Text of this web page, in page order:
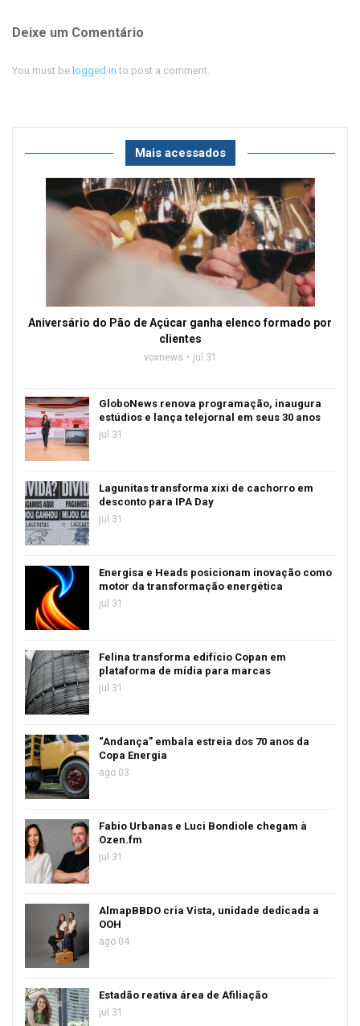
Deixe um Comentário
You must be logged in to post a comment.
Mais acessados
Aniversário do Pão de Açúcar ganha elenco formado por
clientes
voxnews jul 31
GloboNews renova programação, inaugura
estúdios e lança telejornal em seus 30 anos
jul 31
Lagunitas transforma xixi de cachorro em
desconto para IPA Day
jul 31
Energisa e Heads posicionam inovação como
motor da transformação energética
jul 31
Felina transforma edifício Copan em
plataforma de mídia para marcas
jul 31
“Andança” embala estreia dos 70 anos da
Copa Energia
ago 03
Fabio Urbanas e Luci Bondiole chegam à
Ozen.fm
jul 31
AlmapBBDO cria Vista, unidade dedicada a
OOH
ago 04
Estadão reativa área de Afiliação
jul 31